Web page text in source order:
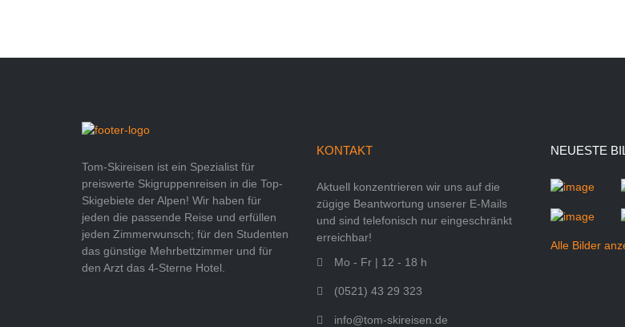
Tom-Skireisen ist ein Spezialist für
preiswerte Skigruppenreisen in die Top-
Skigebiete der Alpen! Wir haben für
jeden die passende Reise und erfüllen
jeden Zimmerwunsch; für den Studenten
das günstige Mehrbettzimmer und für
den Arzt das 4-Sterne Hotel.
KONTAKT
Aktuell konzentrieren wir uns auf die
zügige Beantwortung unserer E-Mails
und sind telefonisch nur eingeschränkt
erreichbar!
Mo - Fr | 12 - 18 h
(0521) 43 29 323
info@tom-skireisen.de
NEUESTE
Alle Bilder